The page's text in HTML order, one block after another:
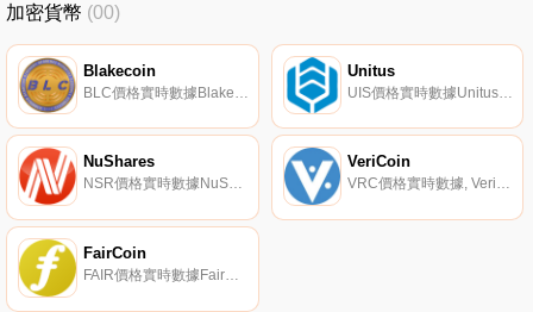
加密貨幣 (00)
Blakecoin Unitus
NuShares
NSR價格實時數據NuShares（NSR）是一種加密貨幣。NuShares目前的供應量為6167111115.8311,流通中的供應量是5862641980.2017。NuShares的最后已知價格為0.00001722美元,在過去24小時內上漲了0.00.
VeriCoin
VRC價格實時數據, VeriCoin將自己描述為一種純粹的數字貨幣,它運行在自己的協議上,即權益時間證明（PoST）。權益證明時間獎勵投資者對其錢包內持有的硬幣支付可變和復利,以換取投資者離開Vericoin；s的數字錢包打開并在他們的計算機上運行；“立樁”；.
FairCoin
FAIR價格實時數據FairCoin使用；合作證明；（PoC）機制,據報道,該機制消耗更少的能量并實現更快的交易。該項目旨在成為最具生態友好性和彈性的加密貨幣.